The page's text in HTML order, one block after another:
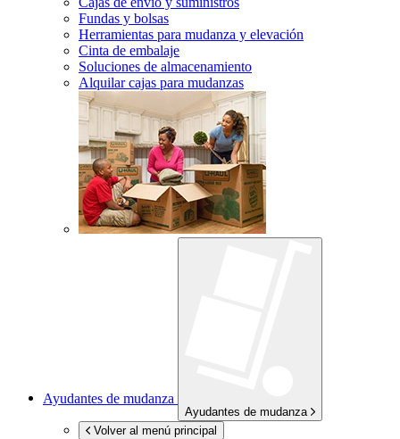
Fundas y bolsas
Herramientas para mudanza y elevación
Cinta de embalaje
Soluciones de almacenamiento
Alquilar cajas para mudanzas
Ayudantes de mudanza
Ayudantes de mudanza
Volver al menú principal